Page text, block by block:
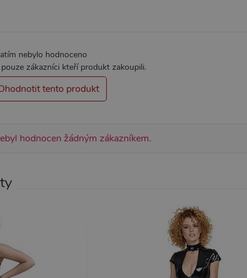
nebylo hodnoceno
zákazníci kteří produkt zakoupili.
tento produkt
hodnocen žádným zákazníkem.
Nezbytně nutné soubory cookie umožňují základní
bez nezbytně nutných souborů cookie správně používat.
Název
_ga_SX4YNVLNP9
.xsexshop.cz
Google LLC
www.google.com
PHP.net
.xsexshop.cz